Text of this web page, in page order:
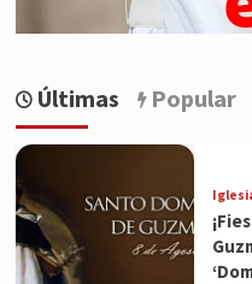
Últimas Popular